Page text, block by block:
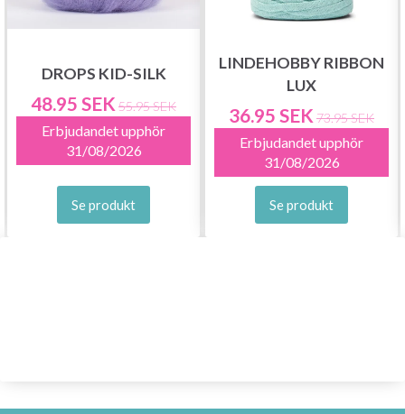
DROPS KID-SILK
48.95 SEK 55.95 SEK
Erbjudandet upphör
31/08/2026
Se produkt
LINDEHOBBY RIBBON
LUX
36.95 SEK 73.95 SEK
Erbjudandet upphör
31/08/2026
Se produkt